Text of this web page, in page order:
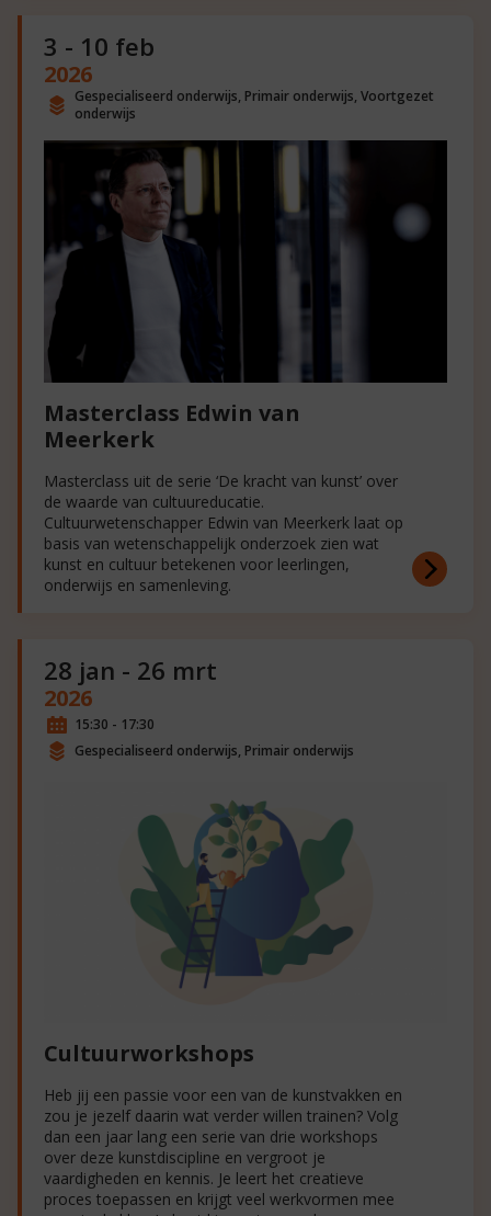
3 - 10 feb
2026
Gespecialiseerd onderwijs, Primair onderwijs, Voortgezet
onderwijs
Masterclass Edwin van
Meerkerk
Masterclass uit de serie ‘De kracht van kunst’ over
de waarde van cultuureducatie.
Cultuurwetenschapper Edwin van Meerkerk laat op
basis van wetenschappelijk onderzoek zien wat
kunst en cultuur betekenen voor leerlingen,
onderwijs en samenleving.
28 jan - 26 mrt
2026
15:30 - 17:30
Gespecialiseerd onderwijs, Primair onderwijs
Cultuurworkshops
Heb jij een passie voor een van de kunstvakken en
zou je jezelf daarin wat verder willen trainen? Volg
dan een jaar lang een serie van drie workshops
over deze kunstdiscipline en vergroot je
vaardigheden en kennis. Je leert het creatieve
proces toepassen en krijgt veel werkvormen mee